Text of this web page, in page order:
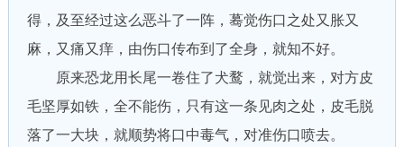
得，及至经过这么恶斗了一阵，蓦觉伤口之处又胀又
麻，又痛又痒，由伤口传布到了全身，就知不好。
原来恐龙用长尾一卷住了犬鹜，就觉出来，对方皮
毛坚厚如铁，全不能伤，只有这一条见肉之处，皮毛脱
落了一大块，就顺势将口中毒气，对准伤口喷去。